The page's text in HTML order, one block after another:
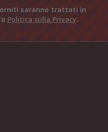
saranno trattati in
Politica sulla Privacy.